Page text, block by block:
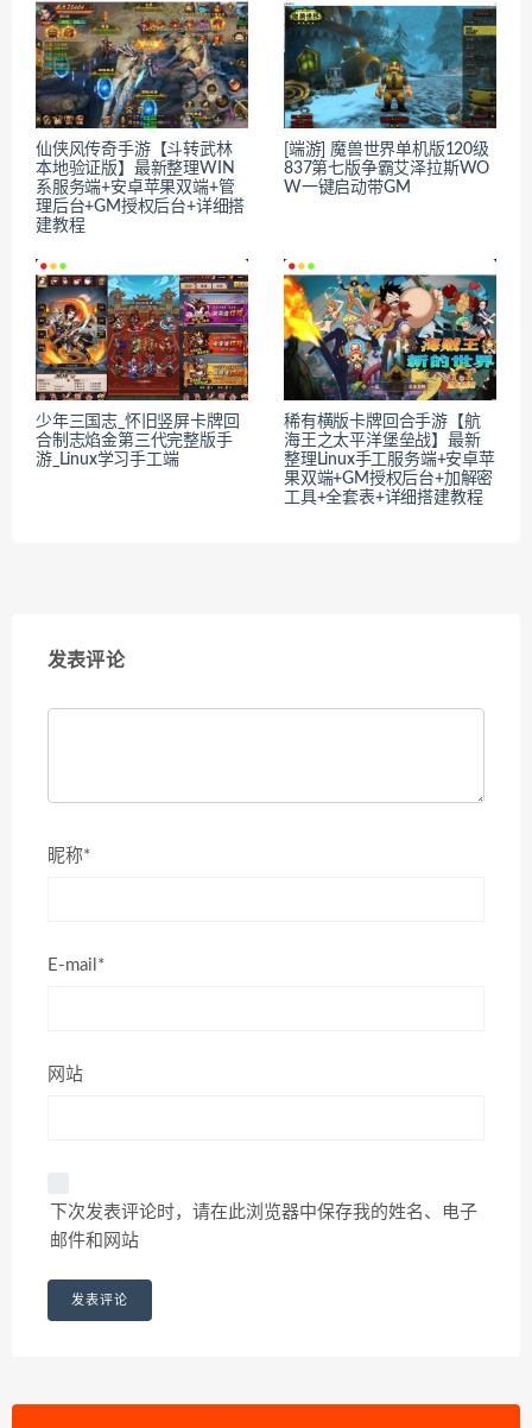
仙侠风传奇手游【斗转武林
本地验证版】最新整理WIN
系服务端+安卓苹果双端+管
理后台+GM授权后台+详细搭
建教程
[端游] 魔兽世界单机版120级
837第七版争霸艾泽拉斯WO
W一键启动带GM
少年三国志_怀旧竖屏卡牌回
合制志焰金第三代完整版手
游_Linux学习手工端
稀有横版卡牌回合手游【航
海王之太平洋堡垒战】最新
整理Linux手工服务端+安卓苹
果双端+GM授权后台+加解密
工具+全套表+详细搭建教程
发表评论
昵称*
E-mail*
网站
下次发表评论时，请在此浏览器中保存我的姓名、电子
邮件和网站